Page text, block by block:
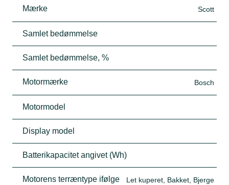
Mærke Scott
Samlet bedømmelse
Samlet bedømmelse, %
Motormærke Bosch
Motormodel
Display model
Batterikapacitet angivet (Wh)
Motorens terræntype ifølge
Let kuperet, Bakket, Bjerge